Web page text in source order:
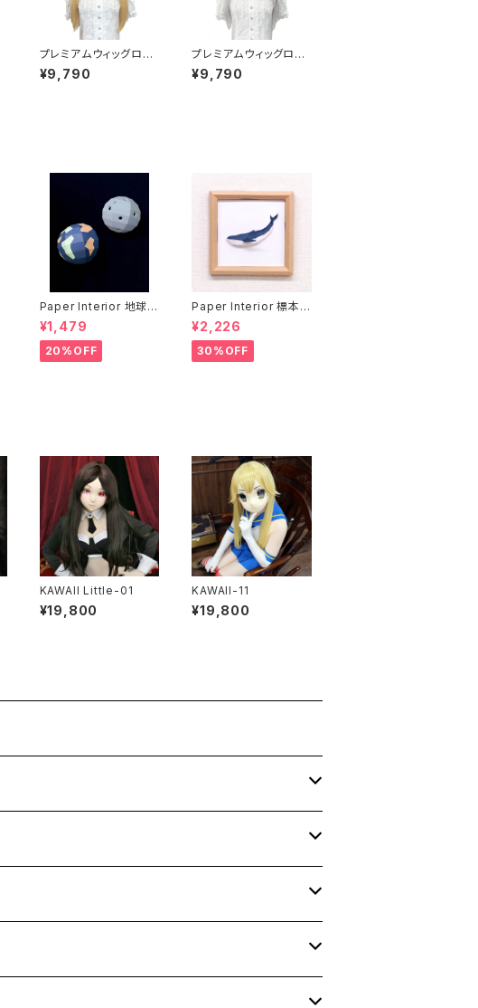
プレミアムウィッグロン
グ [ゴールド] Premiu
m Wig Long Gold
¥9,790
プレミアムウィッグロン
グ [シルバー] Premiu
m Wig Long Silver
¥9,790
Paper Interior 地球と
月 earth and moon
¥1,479
20%OFF
Paper Interior 標本
クジラ specimen wh
ale
¥2,226
30%OFF
KAWAII Little-01
¥19,800
KAWAII-11
¥19,800